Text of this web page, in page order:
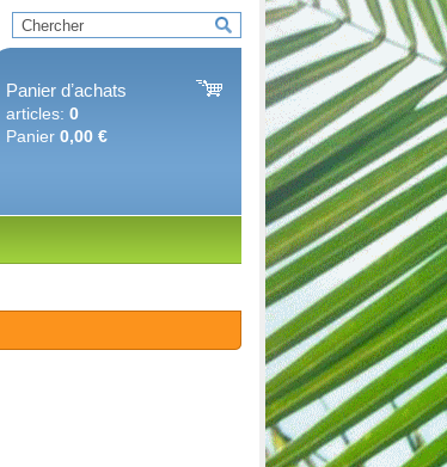
Panier dʼachats
articles: 0
Panier 0,00 €